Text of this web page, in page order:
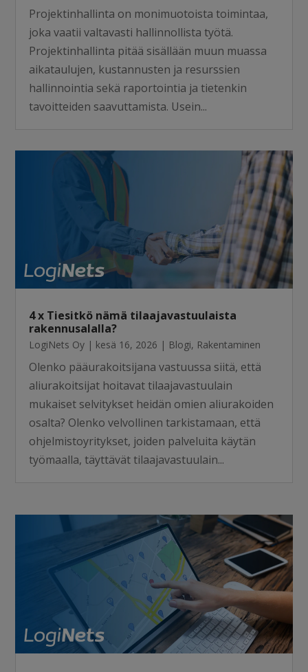
Projektinhallinta on monimuotoista toimintaa,
joka vaatii valtavasti hallinnollista työtä.
Projektinhallinta pitää sisällään muun muassa
aikataulujen, kustannusten ja resurssien
hallinnointia sekä raportointia ja tietenkin
tavoitteiden saavuttamista. Usein...
4 x Tiesitkö nämä tilaajavastuulaista
rakennusalalla?
LogiNets Oy | kesä 16, 2026 | Blogi, Rakentaminen
Olenko pääurakoitsijana vastuussa siitä, että
aliurakoitsijat hoitavat tilaajavastuulain
mukaiset selvitykset heidän omien aliurakoiden
osalta? Olenko velvollinen tarkistamaan, että
ohjelmistoyritykset, joiden palveluita käytän
työmaalla, täyttävät tilaajavastuulain...